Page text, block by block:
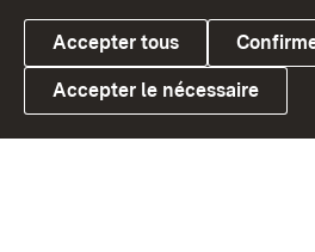
Link zum Landesportal
Accepter tous
Accepter le nécessaire